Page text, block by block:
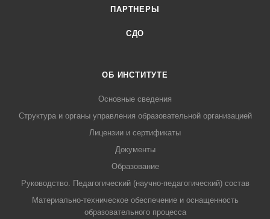
ПАРТНЕРЫ
СДО
ОБ ИНСТИТУТЕ
Основные сведения
Структура и органы управления образовательной организацией
Лицензии и сертификаты
Документы
Образование
Руководство. Педагогический (научно-педагогический) состав
Материально-техническое обеспечение и оснащенность
образовательного процесса